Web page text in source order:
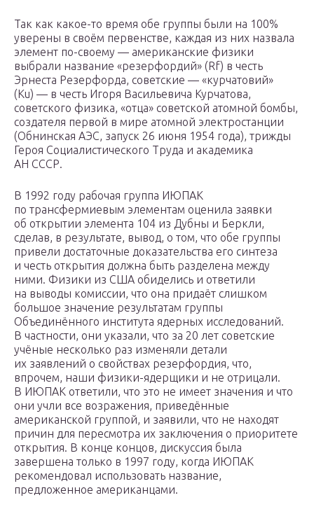
Так как какое-то время обе группы были на 100%
уверены в своём первенстве, каждая из них назвала
элемент по-своему — американские физики
выбрали название «резерфордий» (Rf) в честь
Эрнеста Резерфорда, советские — «курчатовий»
(Ku) — в честь Игоря Васильевича Курчатова,
советского физика, «отца» советской атомной бомбы,
создателя первой в мире атомной электростанции
(Обнинская АЭС, запуск 26 июня 1954 года), трижды
Героя Социалистического Труда и академика
АН СССР.
В 1992 году рабочая группа ИЮПАК
по трансфермиевым элементам оценила заявки
об открытии элемента 104 из Дубны и Беркли,
сделав, в результате, вывод, о том, что обе группы
привели достаточные доказательства его синтеза
и честь открытия должна быть разделена между
ними. Физики из США обиделись и ответили
на выводы комиссии, что она придаёт слишком
большое значение результатам группы
Объединённого института ядерных исследований.
В частности, они указали, что за 20 лет советские
учёные несколько раз изменяли детали
их заявлений о свойствах резерфордия, что,
впрочем, наши физики-ядерщики и не отрицали.
В ИЮПАК ответили, что это не имеет значения и что
они учли все возражения, приведённые
американской группой, и заявили, что не находят
причин для пересмотра их заключения о приоритете
открытия. В конце концов, дискуссия была
завершена только в 1997 году, когда ИЮПАК
рекомендовал использовать название,
предложенное американцами.